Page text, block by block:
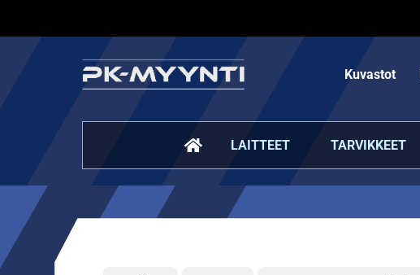
Kuvastot
LAITTEET TARVIKKEET